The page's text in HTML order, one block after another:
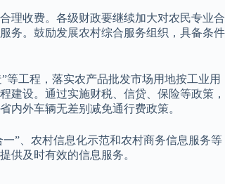
理收费。各级财政要继续加大对农民专业合
务。鼓励发展农村综合服务组织，具备条件
等工程，落实农产品批发市场用地按工业用
建设。通过实施财税、信贷、保险等政策，
内外车辆无差别减免通行费政策。
”、农村信息化示范和农村商务信息服务等
供及时有效的信息服务。